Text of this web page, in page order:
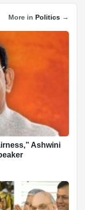
er
e
d
di
ar
e
More in Politics →
Ashwini